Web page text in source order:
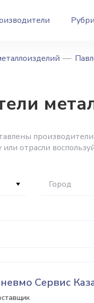
отрасли
Город
Сервис